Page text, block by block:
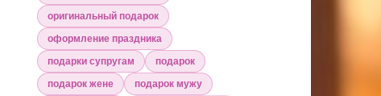
оригинальный подарок
оформление праздника
подарки супругам
подарок
подарок жене
подарок мужу